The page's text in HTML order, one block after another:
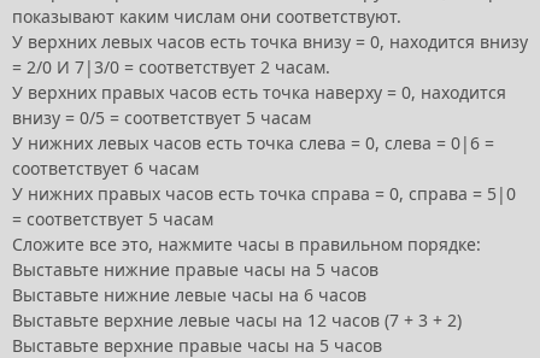
показывают каким числам они соответствуют.
У верхних левых часов есть точка внизу = 0, находится внизу
= 2/0 И 7|3/0 = соответствует 2 часам.
У верхних правых часов есть точка наверху = 0, находится
внизу = 0/5 = соответствует 5 часам
У нижних левых часов есть точка слева = 0, слева = 0|6 =
соответствует 6 часам
У нижних правых часов есть точка справа = 0, справа = 5|0
= соответствует 5 часам
Сложите все это, нажмите часы в правильном порядке:
Выставьте нижние правые часы на 5 часов
Выставьте нижние левые часы на 6 часов
Выставьте верхние левые часы на 12 часов (7 + 3 + 2)
Выставьте верхние правые часы на 5 часов